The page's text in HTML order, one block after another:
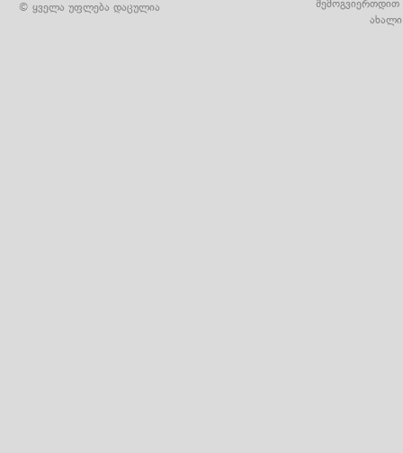
© ყველა უფლება დაცულია
შემოგვიერთდით
ახალი